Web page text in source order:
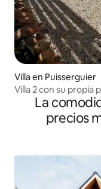
Villa en Puisserguier
Villa 2 con su propia
La
precios